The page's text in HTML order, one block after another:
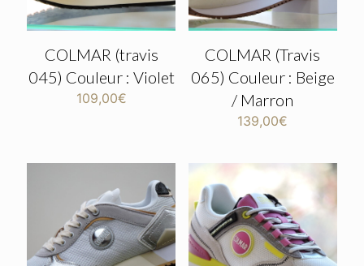
COLMAR (travis
045) Couleur : Violet
109,00€
COLMAR (Travis
065) Couleur : Beige
/ Marron
139,00€